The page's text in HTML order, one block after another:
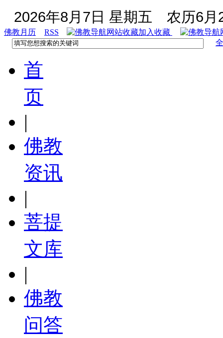
2026年8月7日 星期五 农历6月
佛教月历 RSS
加入收藏
首
页
|
佛教
资讯
|
菩提
文库
|
佛教
问答